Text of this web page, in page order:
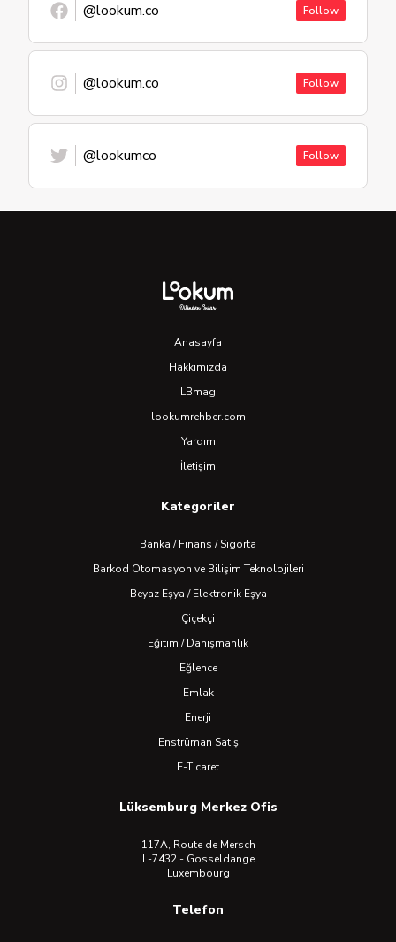
@lookum.co Follow
@lookum.co Follow
@lookumco Follow
Anasayfa
Hakkımızda
LBmag
lookumrehber.com
Yardım
İletişim
Kategoriler
Banka / Finans / Sigorta
Barkod Otomasyon ve Bilişim Teknolojileri
Beyaz Eşya / Elektronik Eşya
Çiçekçi
Eğitim / Danışmanlık
Eğlence
Emlak
Enerji
Enstrüman Satış
E-Ticaret
Lüksemburg Merkez Ofis
117A, Route de Mersch
L-7432 - Gosseldange
Luxembourg
Telefon